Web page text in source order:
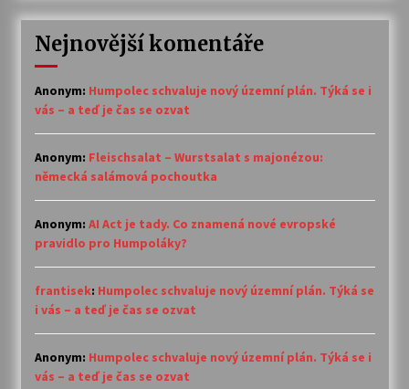
Nejnovější komentáře
Anonym: Humpolec schvaluje nový územní plán. Týká se i
vás – a teď je čas se ozvat
Anonym: Fleischsalat – Wurstsalat s majonézou:
německá salámová pochoutka
Anonym: AI Act je tady. Co znamená nové evropské
pravidlo pro Humpoláky?
frantisek: Humpolec schvaluje nový územní plán. Týká se
i vás – a teď je čas se ozvat
Anonym: Humpolec schvaluje nový územní plán. Týká se i
vás – a teď je čas se ozvat